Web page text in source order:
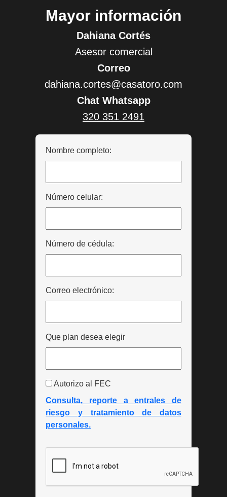
Mayor información
Dahiana Cortés
Asesor comercial
Correo
dahiana.cortes@casatoro.com
Chat Whatsapp
320 351 2491
Nombre completo:
Número celular:
Número de cédula:
Correo electrónico:
Que plan desea elegir
Autorizo al FEC
Consulta, reporte a entrales de
riesgo y tratamiento de datos
personales.